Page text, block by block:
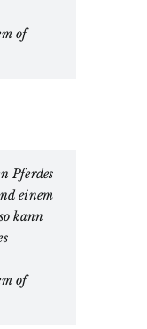
of
Pferdes
einem
kann
of